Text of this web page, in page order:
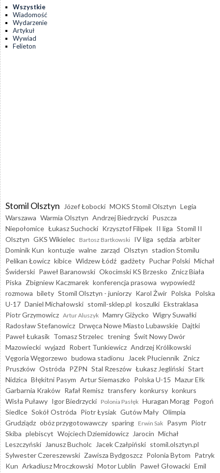
Wszystkie
Wiadomość
Wydarzenie
Artykuł
Wywiad
Felieton
Stomil Olsztyn Józef Łobocki MOKS Stomil Olsztyn Legia
Warszawa Warmia Olsztyn Andrzej Biedrzycki Puszcza
Niepołomice Łukasz Suchocki Krzysztof Filipek II liga Stomil II
Olsztyn GKS Wikielec Bartosz Bartkowski IV liga sędzia arbiter
Dominik Kun kontuzje walne zarząd Olsztyn stadion Stomilu
Pelikan Łowicz kibice Widzew Łódź gadżety Puchar Polski Michał
Świderski Paweł Baranowski Okocimski KS Brzesko Znicz Biała
Piska Zbigniew Kaczmarek konferencja prasowa wypowiedź
rozmowa bilety Stomil Olsztyn - juniorzy Karol Żwir Polska Polska
U-17 Daniel Michałowski stomil-sklep.pl koszulki Ekstraklasa
Piotr Grzymowicz Artur Aluszyk Mamry Giżycko Wigry Suwałki
Radosław Stefanowicz Drwęca Nowe Miasto Lubawskie Dajtki
Paweł Łukasik Tomasz Strzelec trening Świt Nowy Dwór
Mazowiecki wyjazd Robert Tunkiewicz Andrzej Królikowski
Vęgoria Węgorzewo budowa stadionu Jacek Płuciennik Znicz
Pruszków Ostróda PZPN Stal Rzeszów Łukasz Jegliński Start
Nidzica Błękitni Pasym Artur Siemaszko Polska U-15 Mazur Ełk
Garbarnia Kraków Rafał Remisz transfery konkursy konkurs
Wisła Puławy Igor Biedrzycki Polonia Pasłęk Huragan Morąg Pogoń
Siedlce Sokół Ostróda Piotr Łysiak Gutów Mały Olimpia
Grudziądz obóz przygotowawczy sparing Erwin Sak Pasym Piotr
Skiba plebiscyt Wojciech Dziemidowicz Jarocin Michał
Leszczyński
Janusz Bucholc Jacek Czałpiński stomil.olsztyn.pl
Sylwester Czereszewski Zawisza Bydgoszcz Polonia Bytom Patryk
Kun Arkadiusz Mroczkowski Motor Lublin Paweł Głowacki Emil